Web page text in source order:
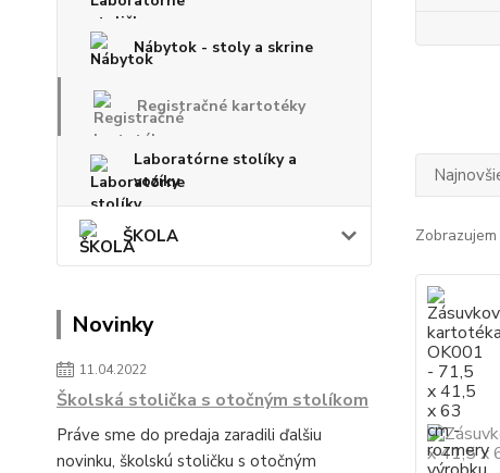
Nábytok - stoly a skrine
Registračné kartotéky
Laboratórne stolíky a
vozíky
ŠKOLA
Novinky
11.04.2022
Školská stolička s otočným stolíkom
Práve sme do predaja zaradili ďalšiu
novinku, školskú stoličku s otočným